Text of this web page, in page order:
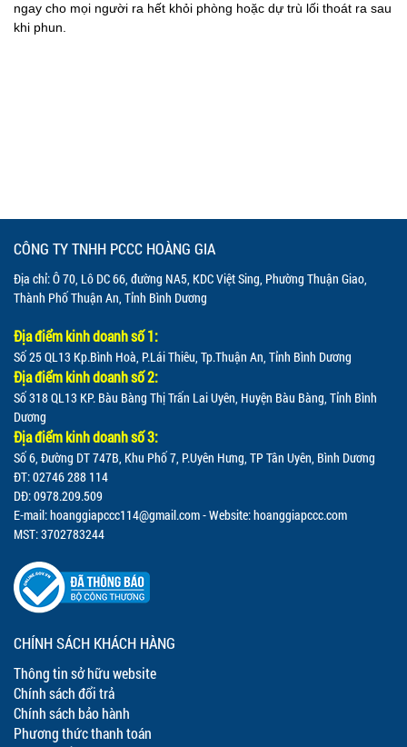
ngay cho mọi người ra hết khỏi phòng hoặc dự trù lối thoát ra sau
khi phun.
CÔNG TY TNHH PCCC HOÀNG GIA
Địa chỉ: Ô 70, Lô DC 66, đường NA5, KDC Việt Sing, Phường Thuận Giao,
Thành Phố Thuận An, Tỉnh Bình Dương
Địa điểm kinh doanh số 1:
Số 25 QL13 Kp.Bình Hoà, P.Lái Thiêu, Tp.Thuận An, Tỉnh Bình Dương
Địa điểm kinh doanh số 2:
Số 318 QL13 KP. Bàu Bàng Thị Trấn Lai Uyên, Huyện Bàu Bàng, Tỉnh Bình
Dương
Địa điểm kinh doanh số 3:
Số 6, Đường DT 747B, Khu Phố 7, P.Uyên Hưng, TP Tân Uyên, Bình Dương
ĐT: 02746 288 114
DĐ: 0978.209.509
E-mail:hoanggiapccc114@gmail.com- Website: hoanggiapccc.com
MST: 3702783244
CHÍNH SÁCH KHÁCH HÀNG
Thông tin sở hữu website
Chính sách đổi trả
Chính sách bảo hành
Phương thức thanh toán